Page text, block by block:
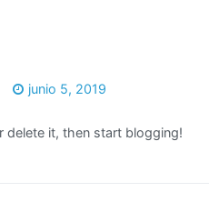
junio 5, 2019
delete it, then start blogging!